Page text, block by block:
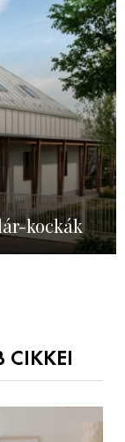
kockák
CIKKEI